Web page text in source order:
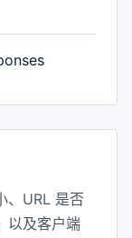
、URL 是否
以及客户端